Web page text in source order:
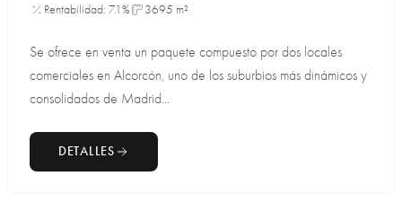
Rentabilidad: 7.1% 3695 m²
Se ofrece en venta un paquete compuesto por dos locales
comerciales en Alcorcón, uno de los suburbios más dinámicos y
consolidados de Madrid...
DETALLES